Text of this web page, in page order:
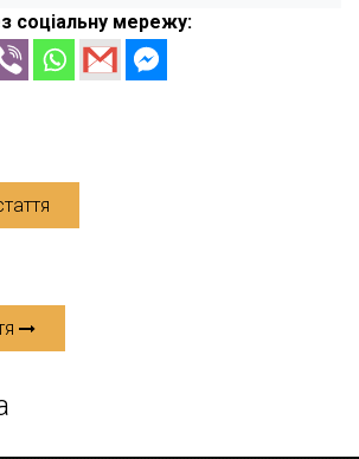
соціальну мережу: